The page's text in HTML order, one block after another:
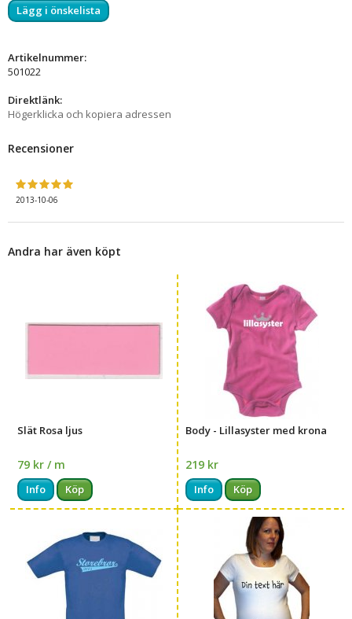
Lägg i önskelista
Artikelnummer:
501022
Direktlänk:
Högerklicka och kopiera adressen
Recensioner
2013-10-06
Andra har även köpt
Slät Rosa ljus
79 kr / m
Info Köp
Body - Lillasyster med krona
219 kr
Info Köp